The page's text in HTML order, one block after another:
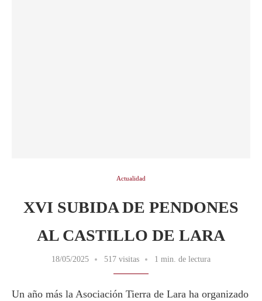
Actualidad
XVI SUBIDA DE PENDONES
AL CASTILLO DE LARA
18/05/2025 517 visitas 1 min. de lectura
Un año más la Asociación Tierra de Lara ha organizado